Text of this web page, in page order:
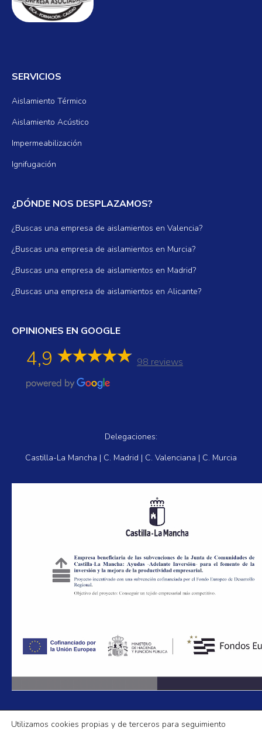
SERVICIOS
Aislamiento Térmico
Aislamiento Acústico
Impermeabilización
Ignifugación
¿DÓNDE NOS DESPLAZAMOS?
¿Buscas una empresa de aislamientos en Valencia?
¿Buscas una empresa de aislamientos en Murcia?
¿Buscas una empresa de aislamientos en Madrid?
¿Buscas una empresa de aislamientos en Alicante?
OPINIONES EN GOOGLE
4,9 98 reviews
Delegaciones:
Castilla-La Mancha | C. Madrid | C. Valenciana | C. Murcia
Utilizamos cookies propias y de terceros para seguimiento